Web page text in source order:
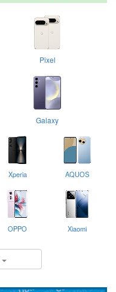
Pixel
Galaxy
Xperia AQUOS
OPPO Xiaomi